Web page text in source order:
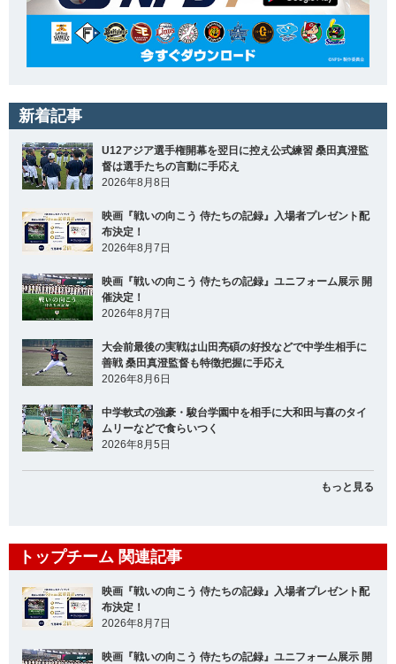
新着記事
U12アジア選手権開幕を翌日に控え公式練習 桑田真澄監
督は選手たちの言動に手応え
2026年8月8日
映画『戦いの向こう 侍たちの記録』入場者プレゼント配
布決定！
2026年8月7日
映画『戦いの向こう 侍たちの記録』ユニフォーム展示 開
催決定！
2026年8月7日
大会前最後の実戦は山田亮碩の好投などで中学生相手に
善戦 桑田真澄監督も特徴把握に手応え
2026年8月6日
中学軟式の強豪・駿台学園中を相手に大和田与喜のタイ
ムリーなどで食らいつく
2026年8月5日
もっと見る
トップチーム 関連記事
映画『戦いの向こう 侍たちの記録』入場者プレゼント配
布決定！
2026年8月7日
映画『戦いの向こう 侍たちの記録』ユニフォーム展示 開